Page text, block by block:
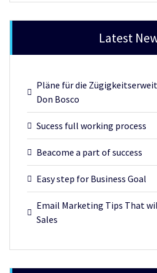
Latest
Pläne für die
Don Bosco
Sucess full working process
Beacome a part of success
Easy step for Business Goal
Email Marketing Tips That
Sales